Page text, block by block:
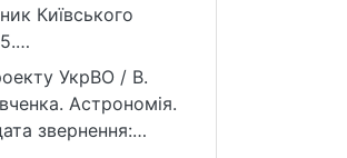
Київського
УкрВО / В.
Астрономія.
звернення: